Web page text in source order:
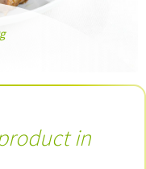
in